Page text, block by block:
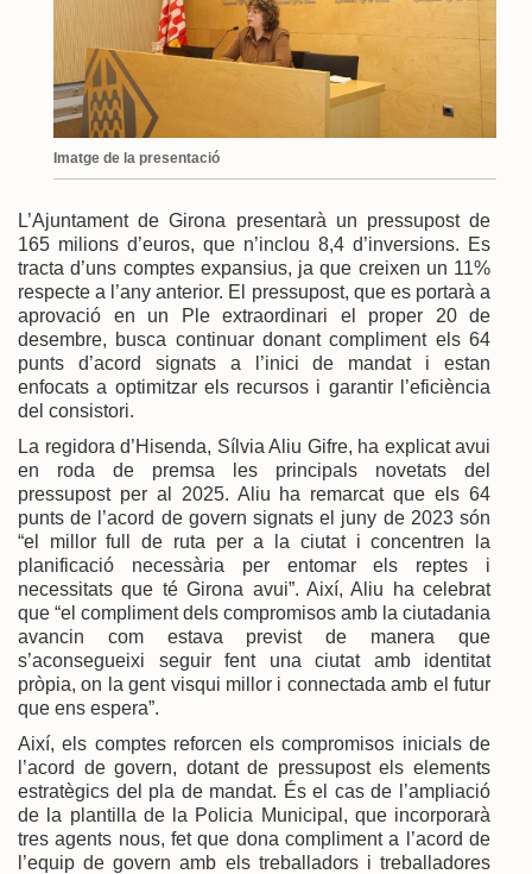
Imatge de la presentació
L’Ajuntament de Girona presentarà un pressupost de
165 milions d’euros, que n’inclou 8,4 d’inversions. Es
tracta d’uns comptes expansius, ja que creixen un 11%
respecte a l’any anterior. El pressupost, que es portarà a
aprovació en un Ple extraordinari el proper 20 de
desembre, busca continuar donant compliment els 64
punts d’acord signats a l’inici de mandat i estan
enfocats a optimitzar els recursos i garantir l’eficiència
del consistori.
La regidora d’Hisenda, Sílvia Aliu Gifre, ha explicat avui
en roda de premsa les principals novetats del
pressupost per al 2025. Aliu ha remarcat que els 64
punts de l’acord de govern signats el juny de 2023 són
“el millor full de ruta per a la ciutat i concentren la
planificació necessària per entomar els reptes i
necessitats que té Girona avui”. Així, Aliu ha celebrat
que “el compliment dels compromisos amb la ciutadania
avancin com estava previst de manera que
s’aconsegueixi seguir fent una ciutat amb identitat
pròpia, on la gent visqui millor i connectada amb el futur
que ens espera”.
Així, els comptes reforcen els compromisos inicials de
l’acord de govern, dotant de pressupost els elements
estratègics del pla de mandat. És el cas de l’ampliació
de la plantilla de la Policia Municipal, que incorporarà
tres agents nous, fet que dona compliment a l’acord de
l’equip de govern amb els treballadors i treballadores